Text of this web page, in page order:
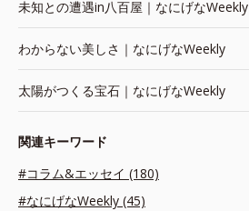
未知との遭遇in八百屋｜なにげなWeekly
わからない美しさ｜なにげなWeekly
太陽がつくる宝石｜なにげなWeekly
関連キーワード
#コラム&エッセイ (180)
#なにげなWeekly (45)